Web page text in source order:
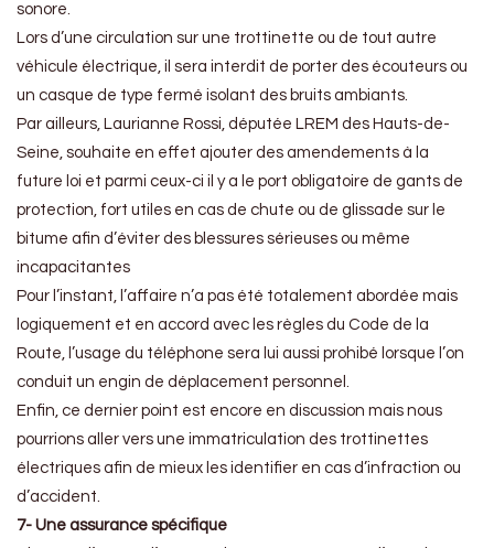
sonore.
Lors d’une circulation sur une trottinette ou de tout autre
véhicule électrique, il sera interdit de porter des écouteurs ou
un casque de type fermé isolant des bruits ambiants.
Par ailleurs, Laurianne Rossi, députée LREM des Hauts-de-
Seine, souhaite en effet ajouter des amendements à la
future loi et parmi ceux-ci il y a le port obligatoire de gants de
protection, fort utiles en cas de chute ou de glissade sur le
bitume afin d’éviter des blessures sérieuses ou même
incapacitantes
Pour l’instant, l’affaire n’a pas été totalement abordée mais
logiquement et en accord avec les règles du Code de la
Route, l’usage du téléphone sera lui aussi prohibé lorsque l’on
conduit un engin de déplacement personnel.
Enfin, ce dernier point est encore en discussion mais nous
pourrions aller vers une immatriculation des trottinettes
électriques afin de mieux les identifier en cas d’infraction ou
d’accident.
7- Une assurance spécifique